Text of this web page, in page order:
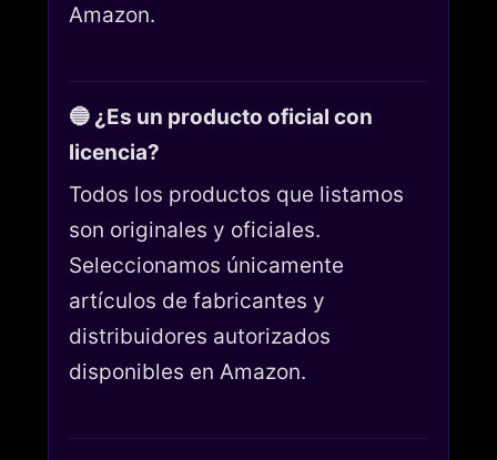
Amazon.
🔵 ¿Es un producto oficial con
licencia?
Todos los productos que listamos
son originales y oficiales.
Seleccionamos únicamente
artículos de fabricantes y
distribuidores autorizados
disponibles en Amazon.